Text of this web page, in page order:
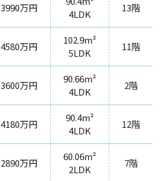
3990万円
4LDK
13階
4580万円
102.9m²
5LDK
11階
3600万円
90.66m²
4LDK
2階
4180万円
90.4m²
4LDK
12階
2890万円
60.06m²
2LDK
7階